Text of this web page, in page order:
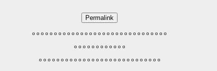
Permalink
o o o o o o o o o o o o o o o o o o o o o o o o o o o o o o o
o o o o o o o o o o o o
o o o o o o o o o o o o o o o o o o o o o o o o o o o o